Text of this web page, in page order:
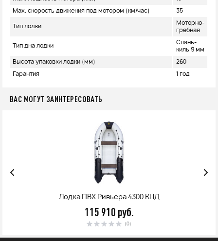
Max. скорость движения под мотором (км/час) 35
Тип лодки
Моторно-
гребная
Тип дна лодки
Слань-
киль 9 мм
Высота упаковки лодки (мм) 260
Гарантия 1 год
ВАС МОГУТ ЗАИНТЕРЕСОВАТЬ
Лодка ПВХ Ривьера 4300 КНД
115 910 руб.
(0)